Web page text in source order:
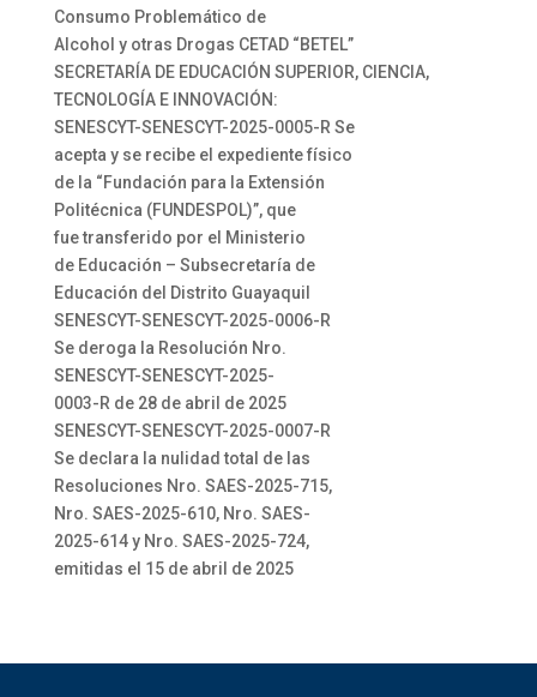
Consumo Problemático de
Alcohol y otras Drogas CETAD “BETEL”
SECRETARÍA DE EDUCACIÓN SUPERIOR, CIENCIA,
TECNOLOGÍA E INNOVACIÓN:
SENESCYT-SENESCYT-2025-0005-R Se
acepta y se recibe el expediente físico
de la “Fundación para la Extensión
Politécnica (FUNDESPOL)”, que
fue transferido por el Ministerio
de Educación – Subsecretaría de
Educación del Distrito Guayaquil
SENESCYT-SENESCYT-2025-0006-R
Se deroga la Resolución Nro.
SENESCYT-SENESCYT-2025-
0003-R de 28 de abril de 2025
SENESCYT-SENESCYT-2025-0007-R
Se declara la nulidad total de las
Resoluciones Nro. SAES-2025-715,
Nro. SAES-2025-610, Nro. SAES-
2025-614 y Nro. SAES-2025-724,
emitidas el 15 de abril de 2025